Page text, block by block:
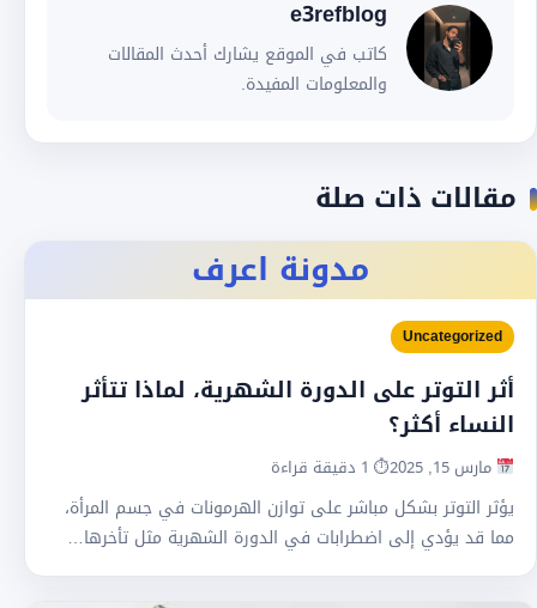
e3refblog
كاتب في الموقع يشارك أحدث المقالات
والمعلومات المفيدة.
مقالات ذات صلة
مدونة اعرف
Uncategorized
أثر التوتر على الدورة الشهرية، لماذا تتأثر
النساء أكثر؟
مارس 15, 2025 ⏱ 1 دقيقة قراءة
يؤثر التوتر بشكل مباشر على توازن الهرمونات في جسم المرأة،
مما قد يؤدي إلى اضطرابات في الدورة الشهرية مثل تأخرها…